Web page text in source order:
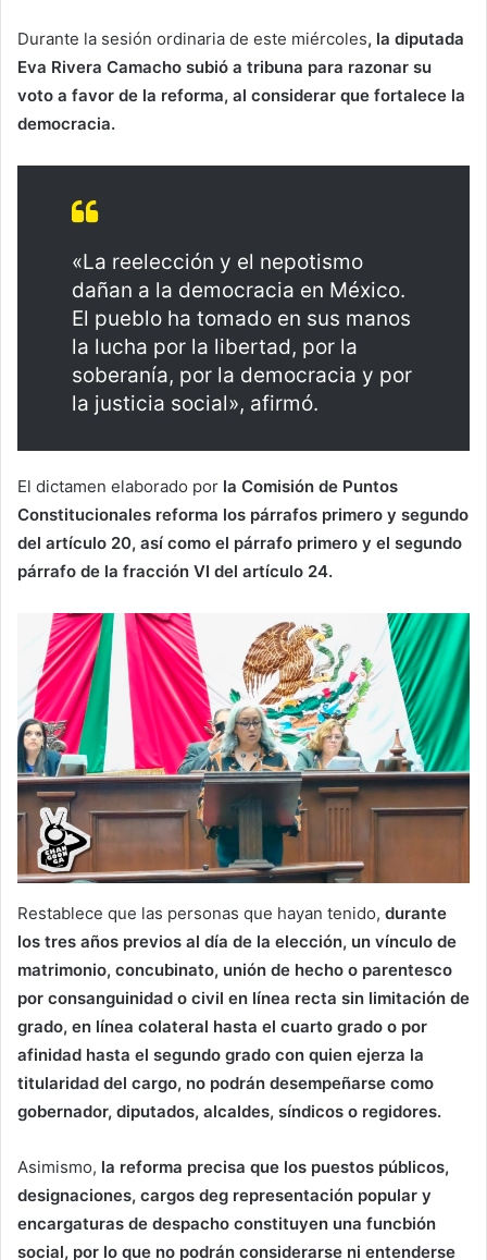
Durante la sesión ordinaria de este miércoles, la diputada
Eva Rivera Camacho subió a tribuna para razonar su
voto a favor de la reforma, al considerar que fortalece la
democracia.
«La reelección y el nepotismo
dañan a la democracia en México.
El pueblo ha tomado en sus manos
la lucha por la libertad, por la
soberanía, por la democracia y por
la justicia social», afirmó.
El dictamen elaborado por la Comisión de Puntos
Constitucionales reforma los párrafos primero y segundo
del artículo 20, así como el párrafo primero y el segundo
párrafo de la fracción VI del artículo 24.
Restablece que las personas que hayan tenido, durante
los tres años previos al día de la elección, un vínculo de
matrimonio, concubinato, unión de hecho o parentesco
por consanguinidad o civil en línea recta sin limitación de
grado, en línea colateral hasta el cuarto grado o por
afinidad hasta el segundo grado con quien ejerza la
titularidad del cargo, no podrán desempeñarse como
gobernador, diputados, alcaldes, síndicos o regidores.
Asimismo, la reforma precisa que los puestos públicos,
designaciones, cargos deg representación popular y
encargaturas de despacho constituyen una funcbión
social, por lo que no podrán considerarse ni entenderse